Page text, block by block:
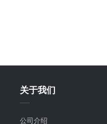
关于我们
公司介绍